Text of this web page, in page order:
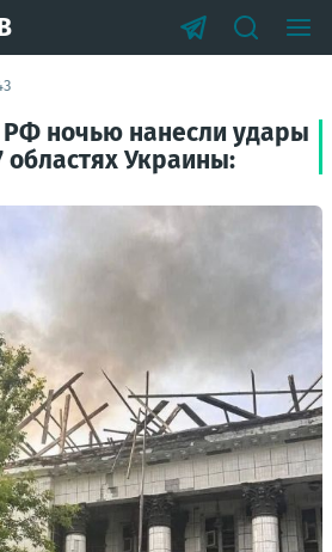
ночью нанесли удары
областях Украины: